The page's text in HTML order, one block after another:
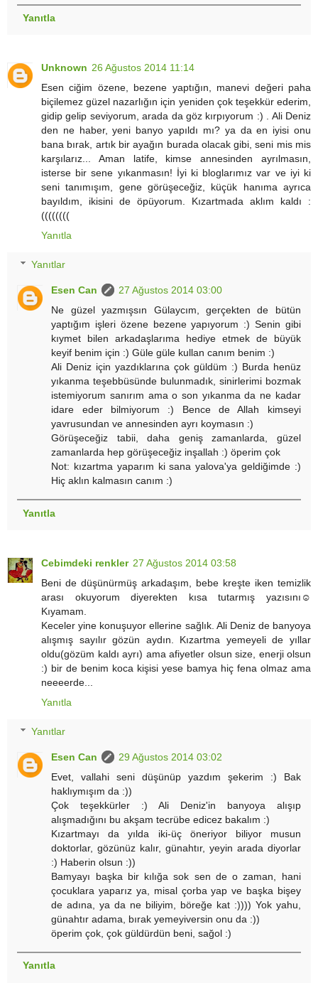
Yanıtla
Unknown 26 Ağustos 2014 11:14
Esen ciğim özene, bezene yaptığın, manevi değeri paha
biçilemez güzel nazarlığın için yeniden çok teşekkür ederim,
gidip gelip seviyorum, arada da göz kırpıyorum :) . Ali Deniz
den ne haber, yeni banyo yapıldı mı? ya da en iyisi onu
bana bırak, artık bir ayağın burada olacak gibi, seni mis mis
karşılarız... Aman latife, kimse annesinden ayrılmasın,
isterse bir sene yıkanmasın! İyi ki bloglarımız var ve iyi ki
seni tanımışım, gene görüşeceğiz, küçük hanıma ayrıca
bayıldım, ikisini de öpüyorum. Kızartmada aklım kaldı :
((((((((
Yanıtla
Yanıtlar
Esen Can
27 Ağustos 2014 03:00
Ne güzel yazmışsın Gülaycım, gerçekten de bütün
yaptığım işleri özene bezene yapıyorum :) Senin gibi
kıymet bilen arkadaşlarıma hediye etmek de büyük
keyif benim için :) Güle güle kullan canım benim :)
Ali Deniz için yazdıklarına çok güldüm :) Burda henüz
yıkanma teşebbüsünde bulunmadık, sinirlerimi bozmak
istemiyorum sanırım ama o son yıkanma da ne kadar
idare eder bilmiyorum :) Bence de Allah kimseyi
yavrusundan ve annesinden ayrı koymasın :)
Görüşeceğiz tabii, daha geniş zamanlarda, güzel
zamanlarda hep görüşeceğiz inşallah :) öperim çok
Not: kızartma yaparım ki sana yalova'ya geldiğimde :)
Hiç aklın kalmasın canım :)
Yanıtla
Cebimdeki renkler 27 Ağustos 2014 03:58
Beni de düşünürmüş arkadaşım, bebe kreşte iken temizlik
arası okuyorum diyerekten kısa tutarmış yazısını☺
Kıyamam.
Keceler yine konuşuyor ellerine sağlık. Ali Deniz de banyoya
alışmış sayılır gözün aydın. Kızartma yemeyeli de yıllar
oldu(gözüm kaldı ayrı) ama afiyetler olsun size, enerji olsun
:) bir de benim koca kişisi yese bamya hiç fena olmaz ama
neeeerde...
Yanıtla
Yanıtlar
Esen Can
29 Ağustos 2014 03:02
Evet, vallahi seni düşünüp yazdım şekerim :) Bak
haklıymışım da :))
Çok teşekkürler :) Ali Deniz'in banyoya alışıp
alışmadığını bu akşam tecrübe edicez bakalım :)
Kızartmayı da yılda iki-üç öneriyor biliyor musun
doktorlar, gözünüz kalır, günahtır, yeyin arada diyorlar
:) Haberin olsun :))
Bamyayı başka bir kılığa sok sen de o zaman, hani
çocuklara yaparız ya, misal çorba yap ve başka bişey
de adına, ya da ne biliyim, böreğe kat :)))) Yok yahu,
günahtır adama, bırak yemeyiversin onu da :))
öperim çok, çok güldürdün beni, sağol :)
Yanıtla